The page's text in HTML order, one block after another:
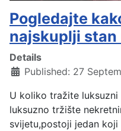
Pogledajte
najskuplji stan
Details
Published: 27
U koliko tražite
luksuzno tržište
svijetu,postoji jedan